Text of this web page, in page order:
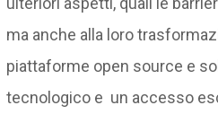
ma anche alla loro
piattaforme open source e
tecnologico e un accesso